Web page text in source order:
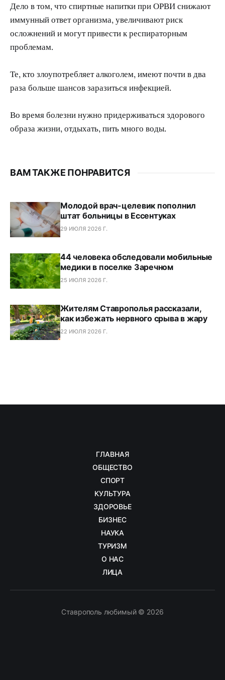
Дело в том, что спиртные напитки при ОРВИ снижают
иммунный ответ организма, увеличивают риск
осложнений и могут привести к респираторным
проблемам.
Те, кто злоупотребляет алкоголем, имеют почти в два
раза больше шансов заразиться инфекцией.
Во время болезни нужно придерживаться здорового
образа жизни, отдыхать, пить много воды.
ВАМ ТАКЖЕ ПОНРАВИТСЯ
Молодой врач-целевик пополнил
штат больницы в Ессентуках
29 ИЮЛЯ 2026 Г.
44 человека обследовали мобильные
медики в поселке Заречном
25 ИЮЛЯ 2026 Г.
Жителям Ставрополья рассказали,
как избежать нервного срыва в жару
22 ИЮЛЯ 2026 Г.
ГЛАВНАЯ
ОБЩЕСТВО
СПОРТ
КУЛЬТУРА
ЗДОРОВЬЕ
БИЗНЕС
НАУКА
ТУРИЗМ
О НАС
ЛИЦА
Ставрополь любимый © 2026